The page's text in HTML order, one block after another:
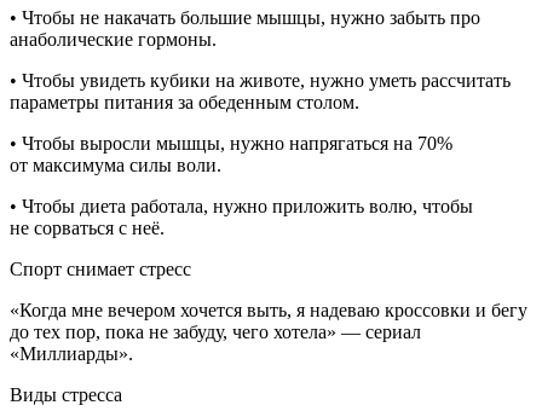
• Чтобы не накачать большие мышцы, нужно забыть про
анаболические гормоны.
• Чтобы увидеть кубики на животе, нужно уметь рассчитать
параметры питания за обеденным столом.
• Чтобы выросли мышцы, нужно напрягаться на 70%
от максимума силы воли.
• Чтобы диета работала, нужно приложить волю, чтобы
не сорваться с неё.
Спорт снимает стресс
«Когда мне вечером хочется выть, я надеваю кроссовки и бегу
до тех пор, пока не забуду, чего хотела» — сериал
«Миллиарды».
Виды стресса